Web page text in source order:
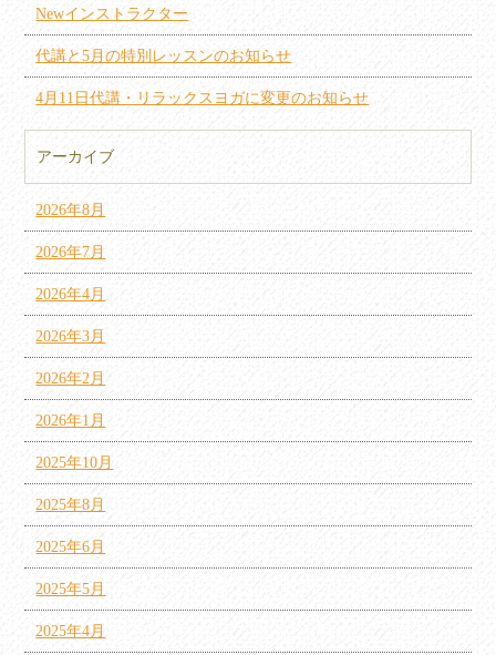
Newインストラクター
代講と5月の特別レッスンのお知らせ
4月11日代講・リラックスヨガに変更のお知らせ
アーカイブ
2026年8月
2026年7月
2026年4月
2026年3月
2026年2月
2026年1月
2025年10月
2025年8月
2025年6月
2025年5月
2025年4月